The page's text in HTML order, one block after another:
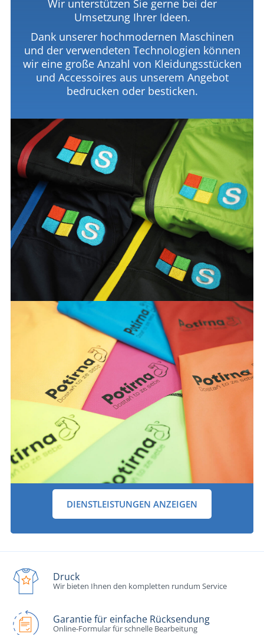
Wir unterstützen Sie gerne bei der
Umsetzung Ihrer Ideen.
Dank unserer hochmodernen Maschinen
und der verwendeten Technologien können
wir eine große Anzahl von Kleidungsstücken
und Accessoires aus unserem Angebot
bedrucken oder besticken.
DIENSTLEISTUNGEN ANZEIGEN
Druck
Wir bieten Ihnen den kompletten rundum Service
Garantie für einfache Rücksendung
Online-Formular für schnelle Bearbeitung